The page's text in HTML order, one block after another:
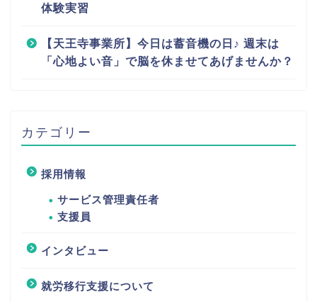
体験実習
【天王寺事業所】今日は蓄音機の日♪ 週末は
「心地よい音」で脳を休ませてあげませんか？
カテゴリー
採用情報
サービス管理責任者
支援員
インタビュー
就労移行支援について